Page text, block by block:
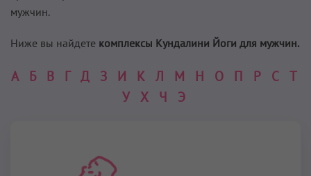
мужчин.
Ниже вы найдете комплексы Кундалини Йоги для мужчин.
А Б В Г Д З И К Л М Н О П Р С Т
У Х Ч Э